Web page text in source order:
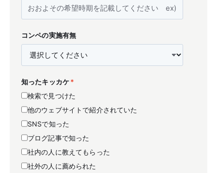
コンペの実施有無
知ったキッカケ*
検索で見つけた
他のウェブサイトで紹介されていた
SNSで知った
ブログ記事で知った
社内の人に教えてもらった
社外の人に薦められた